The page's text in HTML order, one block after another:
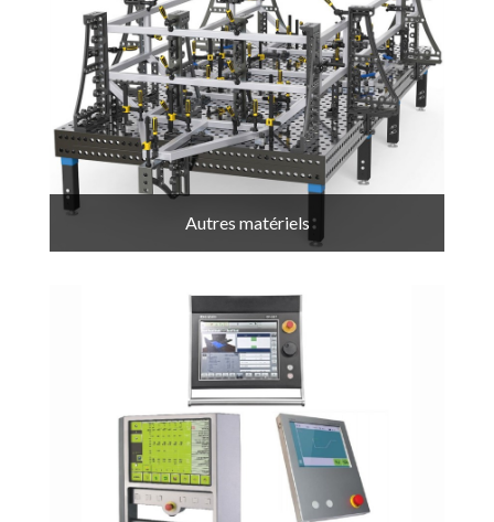
Autres matériels